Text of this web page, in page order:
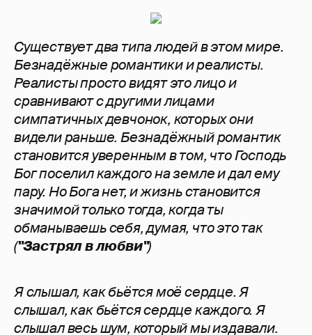
Существует два типа людей в этом мире.
Безнадёжные романтики и реалисты.
Реалисты просто видят это лицо и
сравнивают с другими лицами
симпатичных девчонок, которых они
видели раньше. Безнадёжный романтик
становится уверенным в том, что Господь
Бог поселил каждого на земле и дал ему
пару. Но Бога нет, и жизнь становится
значимой только тогда, когда ты
обманываешь себя, думая, что это так
("Застрял в любви")
Я слышал, как бьётся моё сердце. Я
слышал, как бьётся сердце каждого. Я
слышал весь шум, который мы издавали.